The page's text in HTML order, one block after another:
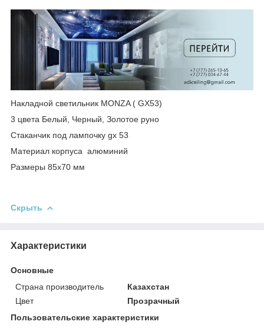
Накладной светильник MONZA ( GX53)
3 цвета Белый, Черный, Золотое руно
Стаканчик под лампочку gx 53
Материал корпуса алюминий
Размеры 85х70 мм
Скрыть
Характеристики
Основные
Страна производитель
Казахстан
Цвет
Прозрачный
Пользовательские характеристики